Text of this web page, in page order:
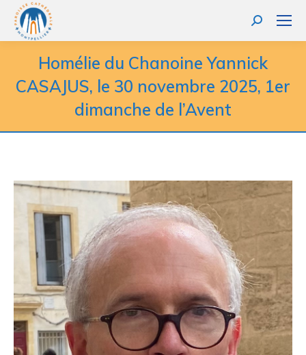
Homélie du Chanoine Yannick
CASAJUS, le 30 novembre 2025, 1er
dimanche de l’Avent